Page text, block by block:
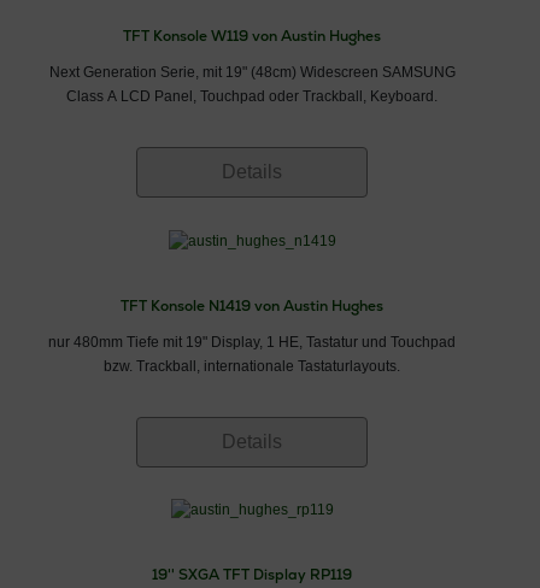
TFT Konsole W119 von Austin Hughes
Next Generation Serie, mit 19" (48cm) Widescreen SAMSUNG
Class A LCD Panel, Touchpad oder Trackball, Keyboard.
Details
TFT Konsole N1419 von Austin Hughes
nur 480mm Tiefe mit 19" Display, 1 HE, Tastatur und Touchpad
bzw. Trackball, internationale Tastaturlayouts.
Details
19'' SXGA TFT Display RP119